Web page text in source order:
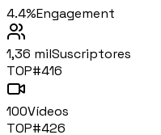
4.4%Engagement
1,36 milSuscriptores
TOP#416
100Vídeos
TOP#426